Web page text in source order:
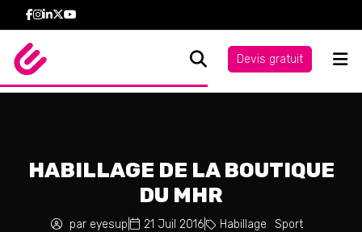
Devis gratuit
HABILLAGE DE LA BOUTIQUE
DU MHR
par eyesup 21 Juil 2016 Habillage Sport